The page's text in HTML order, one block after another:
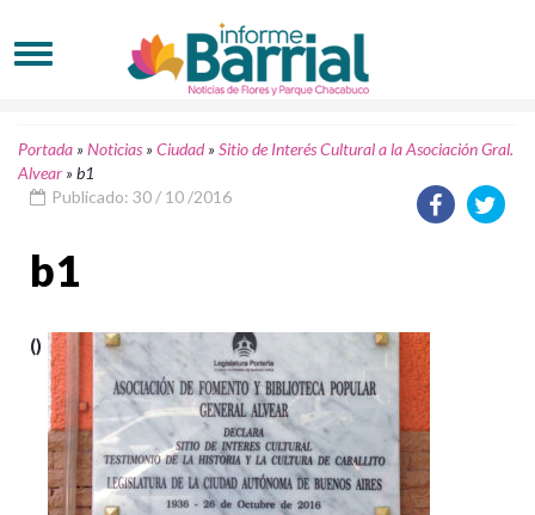
Portada »Noticias »Ciudad»Sitio de Interés Cultural a la Asociación Gral.
Alvear »b1
Publicado: 30 / 10 /2016
b1
()